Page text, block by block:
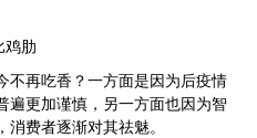
鸡肋
不再吃香？一方面是因为后疫情
遍更加谨慎，另一方面也因为智
费者逐渐对其祛魅。